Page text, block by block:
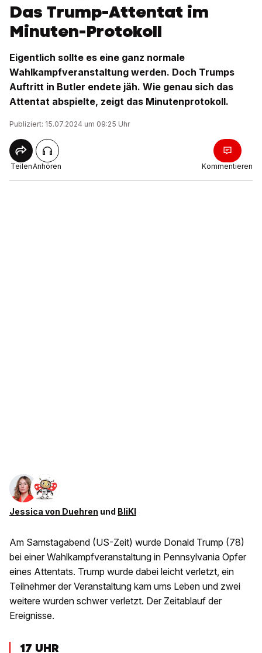
Das Trump-Attentat im
Minuten-Protokoll
Eigentlich sollte es eine ganz normale
Wahlkampfveranstaltung werden. Doch Trumps
Auftritt in Butler endete jäh. Wie genau sich das
Attentat abspielte, zeigt das Minutenprotokoll.
Publiziert: 15.07.2024 um 09:25 Uhr
TeilenAnhören Kommentieren
Jessica von Duehren und BliKI
Am Samstagabend (US-Zeit) wurde Donald Trump (78)
bei einer Wahlkampfveranstaltung in Pennsylvania Opfer
eines Attentats. Trump wurde dabei leicht verletzt, ein
Teilnehmer der Veranstaltung kam ums Leben und zwei
weitere wurden schwer verletzt. Der Zeitablauf der
Ereignisse.
17 UHR